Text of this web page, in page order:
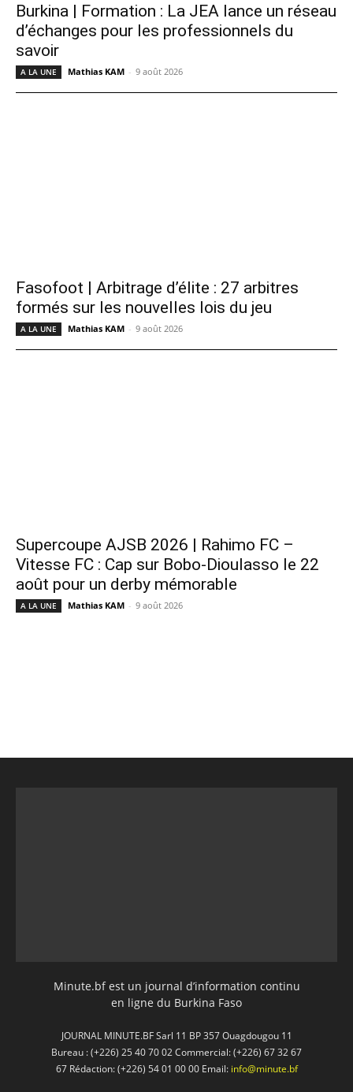
Burkina | Formation : La JEA lance un réseau
d’échanges pour les professionnels du
savoir
A LA UNE Mathias KAM - 9 août 2026
Fasofoot | Arbitrage d’élite : 27 arbitres
formés sur les nouvelles lois du jeu
A LA UNE Mathias KAM - 9 août 2026
Supercoupe AJSB 2026 | Rahimo FC –
Vitesse FC : Cap sur Bobo-Dioulasso le 22
août pour un derby mémorable
A LA UNE Mathias KAM - 9 août 2026
Minute.bf est un journal d’information continu
en ligne du Burkina Faso
JOURNAL MINUTE.BF Sarl 11 BP 357 Ouagdougou 11
Bureau : (+226) 25 40 70 02 Commercial: (+226) 67 32 67
67 Rédaction: (+226) 54 01 00 00 Email: info@minute.bf